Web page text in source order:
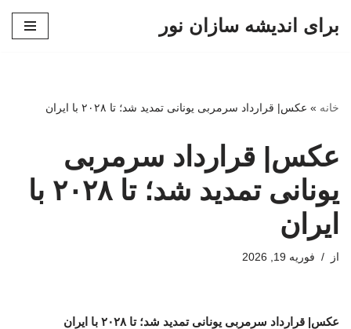
برای اندیشه سازان نور
خانه » عکس| قرارداد سرمربی یونانی تمدید شد؛ تا ۲۰۲۸ با ایران
عکس| قرارداد سرمربی
یونانی تمدید شد؛ تا ۲۰۲۸ با
ایران
از فوریه 19, 2026
عکس| قرارداد سرمربی یونانی تمدید شد؛ تا ۲۰۲۸ با ایران